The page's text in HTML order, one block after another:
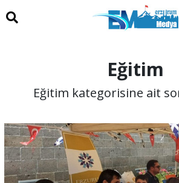
Eğitim
Eğitim kategorisine ait